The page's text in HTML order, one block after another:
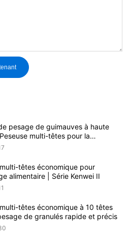
pesage de guimauves à haute
multi-têtes pour la
de confiseries
têtes économique pour
alimentaire | Série Kenwei II
têtes économique à 10 têtes
de granulés rapide et précis